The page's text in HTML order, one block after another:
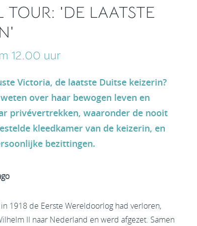
TOUR: 'DE LAATSTE
12.00 uur
Victoria, de laatste Duitse keizerin?
over haar bewogen leven en
privévertrekken, waaronder de nooit
kleedkamer van de keizerin, en
bezittingen.
1918 de Eerste Wereldoorlog had verloren,
II naar Nederland en werd afgezet. Samen